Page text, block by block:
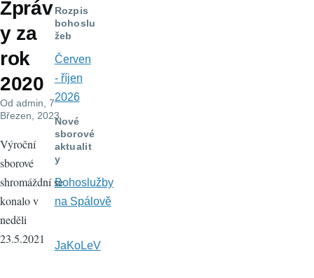
navigace
Zpráv
y za
rok
2020
Od admin , 7
Březen, 2023
Výroční
sborové
shromáždní se
konalo v
neděli
23.5.2021
Rozpis
bohoslu
žeb
Červen
- říjen
2026
Nové
sborové
aktualit
y
Bohoslužby
na Spálově
JaKoLeV